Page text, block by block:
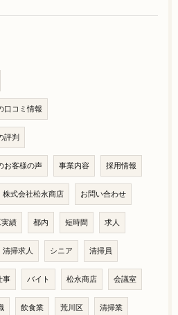
口コミ情報
評判
お客様の声 事業内容 採用情報
株式会社松永商店 お問い合わせ
実績 都内 短時間 求人
清掃求人 シニア 清掃員
事 バイト 松永商店 会議室
飲食業 荒川区 清掃業